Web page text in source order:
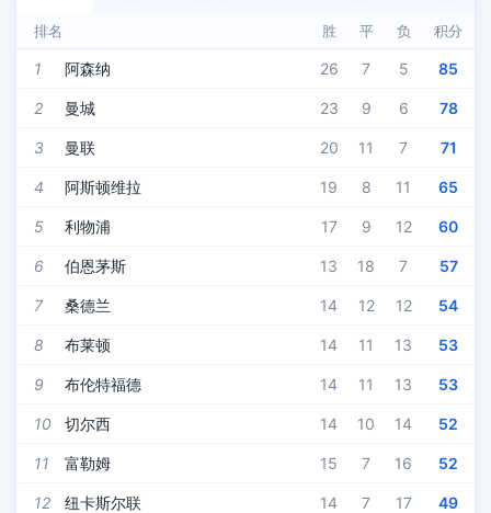
排名 胜 平 负 积分
1 阿森纳 26 7 5 85
2 曼城 23 9 6 78
3 曼联 20 11 7 71
4 阿斯顿维拉 19 8 11 65
5 利物浦 17 9 12 60
6 伯恩茅斯 13 18 7 57
7 桑德兰 14 12 12 54
8 布莱顿 14 11 13 53
9 布伦特福德 14 11 13 53
10 切尔西 14 10 14 52
11 富勒姆 15 7 16 52
12 纽卡斯尔联 14 7 17 49